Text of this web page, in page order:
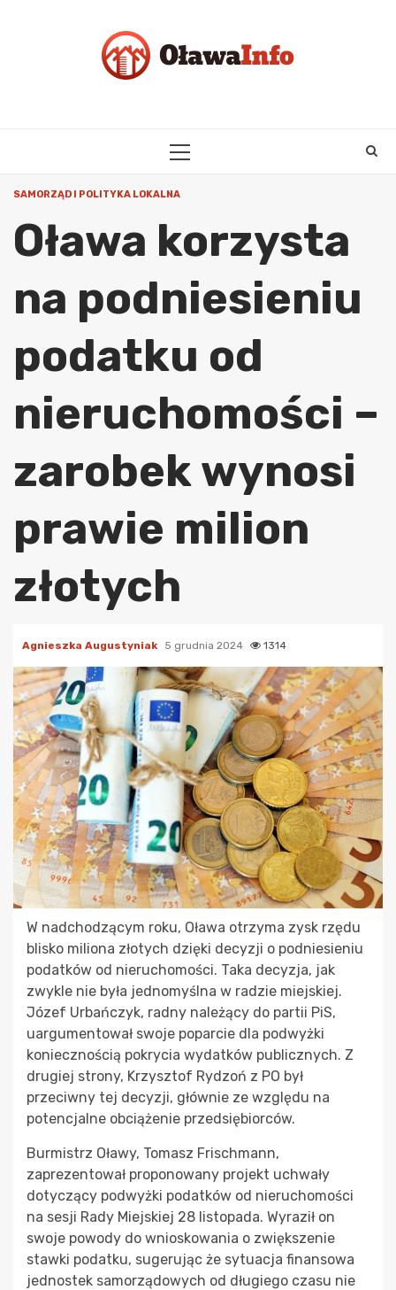
PRIMARY
SAMORZĄD I POLITYKA LOKALNA
Oława korzysta
na podniesieniu
podatku od
nieruchomości –
zarobek wynosi
prawie milion
złotych
Agnieszka Augustyniak 5 grudnia 2024 1314
W nadchodzącym roku, Oława otrzyma zysk rzędu
blisko miliona złotych dzięki decyzji o podniesieniu
podatków od nieruchomości. Taka decyzja, jak
zwykle nie była jednomyślna w radzie miejskiej.
Józef Urbańczyk, radny należący do partii PiS,
uargumentował swoje poparcie dla podwyżki
koniecznością pokrycia wydatków publicznych. Z
drugiej strony, Krzysztof Rydzoń z PO był
przeciwny tej decyzji, głównie ze względu na
potencjalne obciążenie przedsiębiorców.
Burmistrz Oławy, Tomasz Frischmann,
zaprezentował proponowany projekt uchwały
dotyczący podwyżki podatków od nieruchomości
na sesji Rady Miejskiej 28 listopada. Wyraził on
swoje powody do wnioskowania o zwiększenie
stawki podatku, sugerując że sytuacja finansowa
jednostek samorządowych od długiego czasu nie